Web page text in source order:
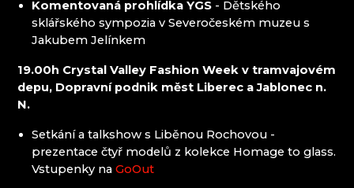
Komentovaná prohlídka YGS - Dětského
sklářského sympozia v Severočeském muzeu s
Jakubem Jelínkem
19.00h Crystal Valley Fashion Week v tramvajovém
depu, Dopravní podnik měst Liberec a Jablonec n.
N.
Setkání a talkshow s Liběnou Rochovou -
prezentace čtyř modelů z kolekce Homage to glass.
Vstupenky na GoOut